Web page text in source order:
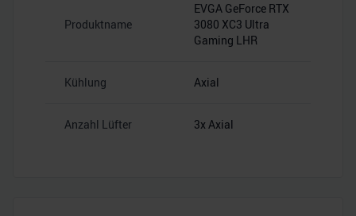
Produktname
EVGA GeForce RTX
3080 XC3 Ultra
Gaming LHR
Kühlung Axial
Anzahl Lüfter 3x Axial